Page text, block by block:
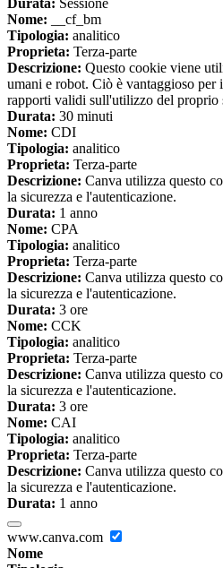
Durata: Sessione
Nome: __cf_bm
Tipologia: analitico
Proprieta: Terza-parte
Descrizione: Questo cookie viene
umani e robot. Ciò è vantaggioso per
rapporti validi sull'utilizzo del proprio
Durata: 30 minuti
Nome: CDI
Tipologia: analitico
Proprieta: Terza-parte
Descrizione: Canva utilizza questo
la sicurezza e l'autenticazione.
Durata: 1 anno
Nome: CPA
Tipologia: analitico
Proprieta: Terza-parte
Descrizione: Canva utilizza questo
la sicurezza e l'autenticazione.
Durata: 3 ore
Nome: CCK
Tipologia: analitico
Proprieta: Terza-parte
Descrizione: Canva utilizza questo
la sicurezza e l'autenticazione.
Durata: 3 ore
Nome: CAI
Tipologia: analitico
Proprieta: Terza-parte
Descrizione: Canva utilizza questo
la sicurezza e l'autenticazione.
Durata: 1 anno
www.canva.com
Nome